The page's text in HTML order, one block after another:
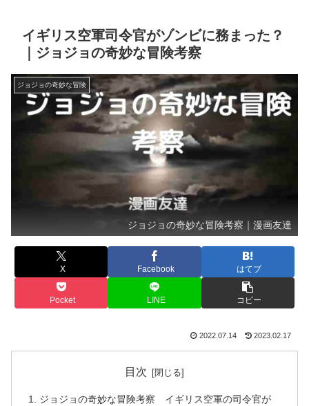
イギリス空軍司令官がゾンビに務まった？
｜ジョジョの奇妙な冒険考察
ジョジョの奇妙な冒険
ジョジョの奇妙な冒険考察｜漫画友達
X Facebook はてブ
Pocket LINE コピー
2022.07.14 2023.02.17
目次
ジョジョの奇妙な冒険考察 イギリス空軍の司令官が